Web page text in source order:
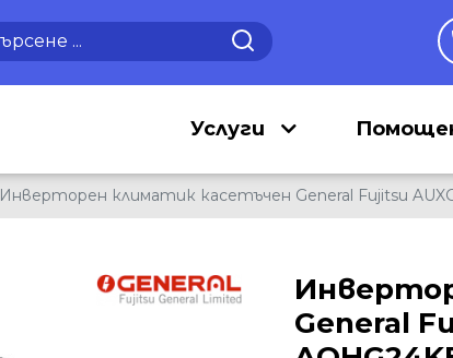
Услуги
Инверторен климатик касетъчен General Fujitsu
General